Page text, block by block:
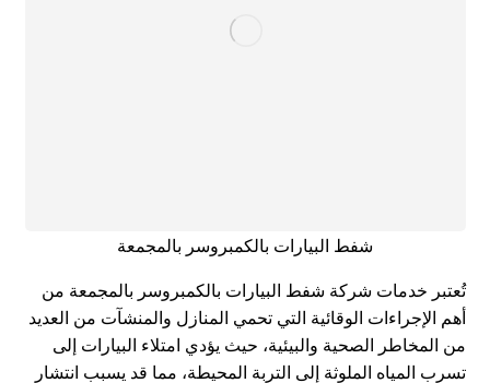
شفط البيارات بالكمبروسر بالمجمعة
تُعتبر خدمات شركة شفط البيارات بالكمبروسر بالمجمعة من
أهم الإجراءات الوقائية التي تحمي المنازل والمنشآت من العديد
من المخاطر الصحية والبيئية، حيث يؤدي امتلاء البيارات إلى
تسرب المياه الملوثة إلى التربة المحيطة، مما قد يسبب انتشار